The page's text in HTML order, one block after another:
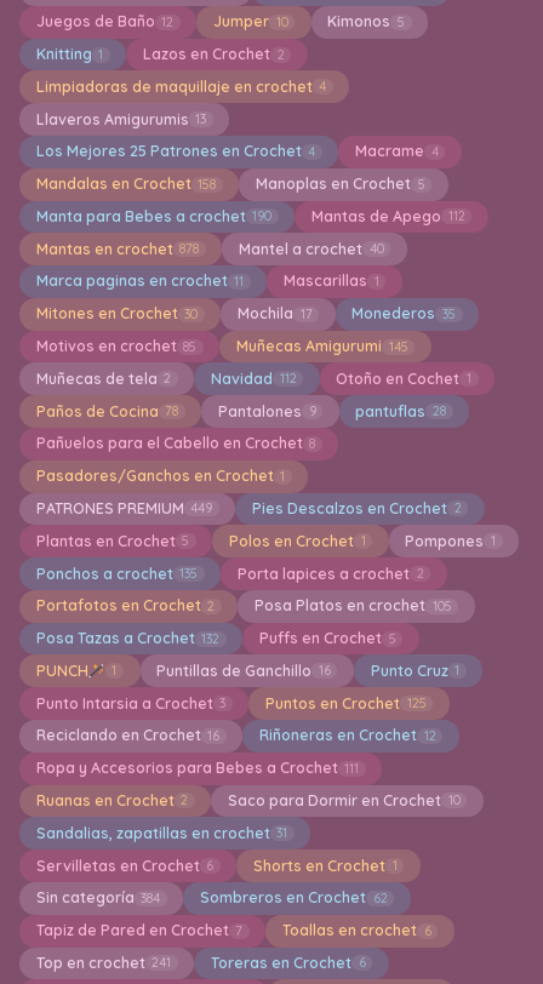
Juegos de Baño 12 Jumper 10 Kimonos 5
Knitting 1 Lazos en Crochet 2
Limpiadoras de maquillaje en crochet 4
Llaveros Amigurumis 13
Los Mejores 25 Patrones en Crochet 4 Macrame 4
Mandalas en Crochet 158 Manoplas en Crochet 5
Manta para Bebes a crochet 190 Mantas de Apego 112
Mantas en crochet 878 Mantel a crochet 40
Marca paginas en crochet 11 Mascarillas 1
Mitones en Crochet 30 Mochila 17 Monederos 35
Motivos en crochet 85 Muñecas Amigurumi 145
Muñecas de tela 2 Navidad 112 Otoño en Cochet 1
Paños de Cocina 78 Pantalones 9 pantuflas 28
Pañuelos para el Cabello en Crochet 8
Pasadores/Ganchos en Crochet 1
PATRONES PREMIUM 449 Pies Descalzos en Crochet 2
Plantas en Crochet 5 Polos en Crochet 1 Pompones 1
Ponchos a crochet 135 Porta lapices a crochet 2
Portafotos en Crochet 2 Posa Platos en crochet 105
Posa Tazas a Crochet 132 Puffs en Crochet 5
PUNCH 1 Puntillas de Ganchillo 16 Punto Cruz 1
Punto Intarsia a Crochet 3 Puntos en Crochet 125
Reciclando en Crochet 16 Riñoneras en Crochet 12
Ropa y Accesorios para Bebes a Crochet 111
Ruanas en Crochet 2 Saco para Dormir en Crochet 10
Sandalias, zapatillas en crochet 31
Servilletas en Crochet 6 Shorts en Crochet 1
Sin categoría 384 Sombreros en Crochet 62
Tapiz de Pared en Crochet 7 Toallas en crochet 6
Top en crochet 241 Toreras en Crochet 6